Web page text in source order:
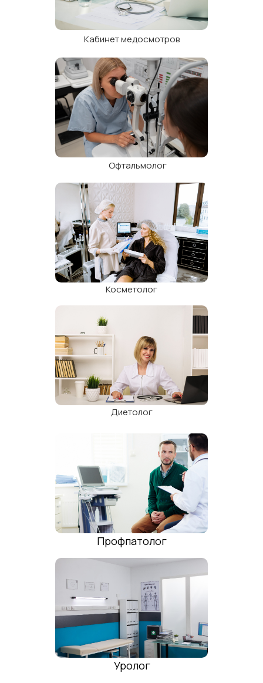
Кабинет медосмотров
Диетолог
Косметолог
Офтальмолог
Профпатолог
Уролог
Колопроктолог
Стоматология
Детский эндокринолог
Аллерголог-уммунолог
Анестезиология-реанимация